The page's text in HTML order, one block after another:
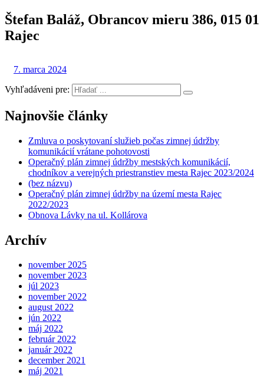
Štefan Baláž, Obrancov mieru 386, 015 01
Rajec
7. marca 2024
Vyhľadáveni pre:
Najnovšie články
Zmluva o poskytovaní služieb počas zimnej údržby
komunikácií vrátane pohotovosti
Operačný plán zimnej údržby mestských komunikácií,
chodníkov a verejných priestranstiev mesta Rajec 2023/2024
(bez názvu)
Operačný plán zimnej údržby na území mesta Rajec
2022/2023
Obnova Lávky na ul. Kollárova
Archív
november 2025
november 2023
júl 2023
november 2022
august 2022
jún 2022
máj 2022
február 2022
január 2022
december 2021
máj 2021